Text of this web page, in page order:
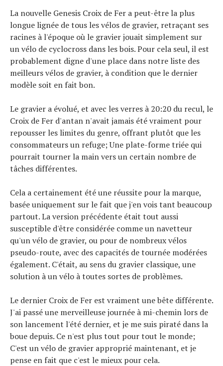
La nouvelle Genesis Croix de Fer a peut-être la plus
longue lignée de tous les vélos de gravier, retraçant ses
racines à l'époque où le gravier jouait simplement sur
un vélo de cyclocross dans les bois. Pour cela seul, il est
probablement digne d'une place dans notre liste des
meilleurs vélos de gravier, à condition que le dernier
modèle soit en fait bon.
Le gravier a évolué, et avec les verres à 20:20 du recul, le
Croix de Fer d'antan n'avait jamais été vraiment pour
repousser les limites du genre, offrant plutôt que les
consommateurs un refuge; Une plate-forme triée qui
pourrait tourner la main vers un certain nombre de
tâches différentes.
Cela a certainement été une réussite pour la marque,
basée uniquement sur le fait que j'en vois tant beaucoup
partout. La version précédente était tout aussi
susceptible d'être considérée comme un navetteur
qu'un vélo de gravier, ou pour de nombreux vélos
pseudo-route, avec des capacités de tournée modérées
également. C'était, au sens du gravier classique, une
solution à un vélo à toutes sortes de problèmes.
Le dernier Croix de Fer est vraiment une bête différente.
J'ai passé une merveilleuse journée à mi-chemin lors de
son lancement l'été dernier, et je me suis piraté dans la
boue depuis. Ce n'est plus tout pour tout le monde;
C'est un vélo de gravier approprié maintenant, et je
pense en fait que c'est le mieux pour cela.